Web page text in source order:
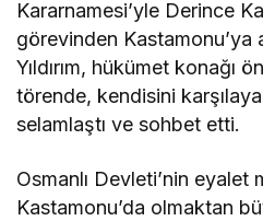
Kararnamesi’yle Derince
görevinden Kastamonu’ya
Yıldırım, hükümet konağı
törende, kendisini
selamlaştı ve sohbet etti.
Osmanlı Devleti’nin eyalet
Kastamonu’da olmaktan